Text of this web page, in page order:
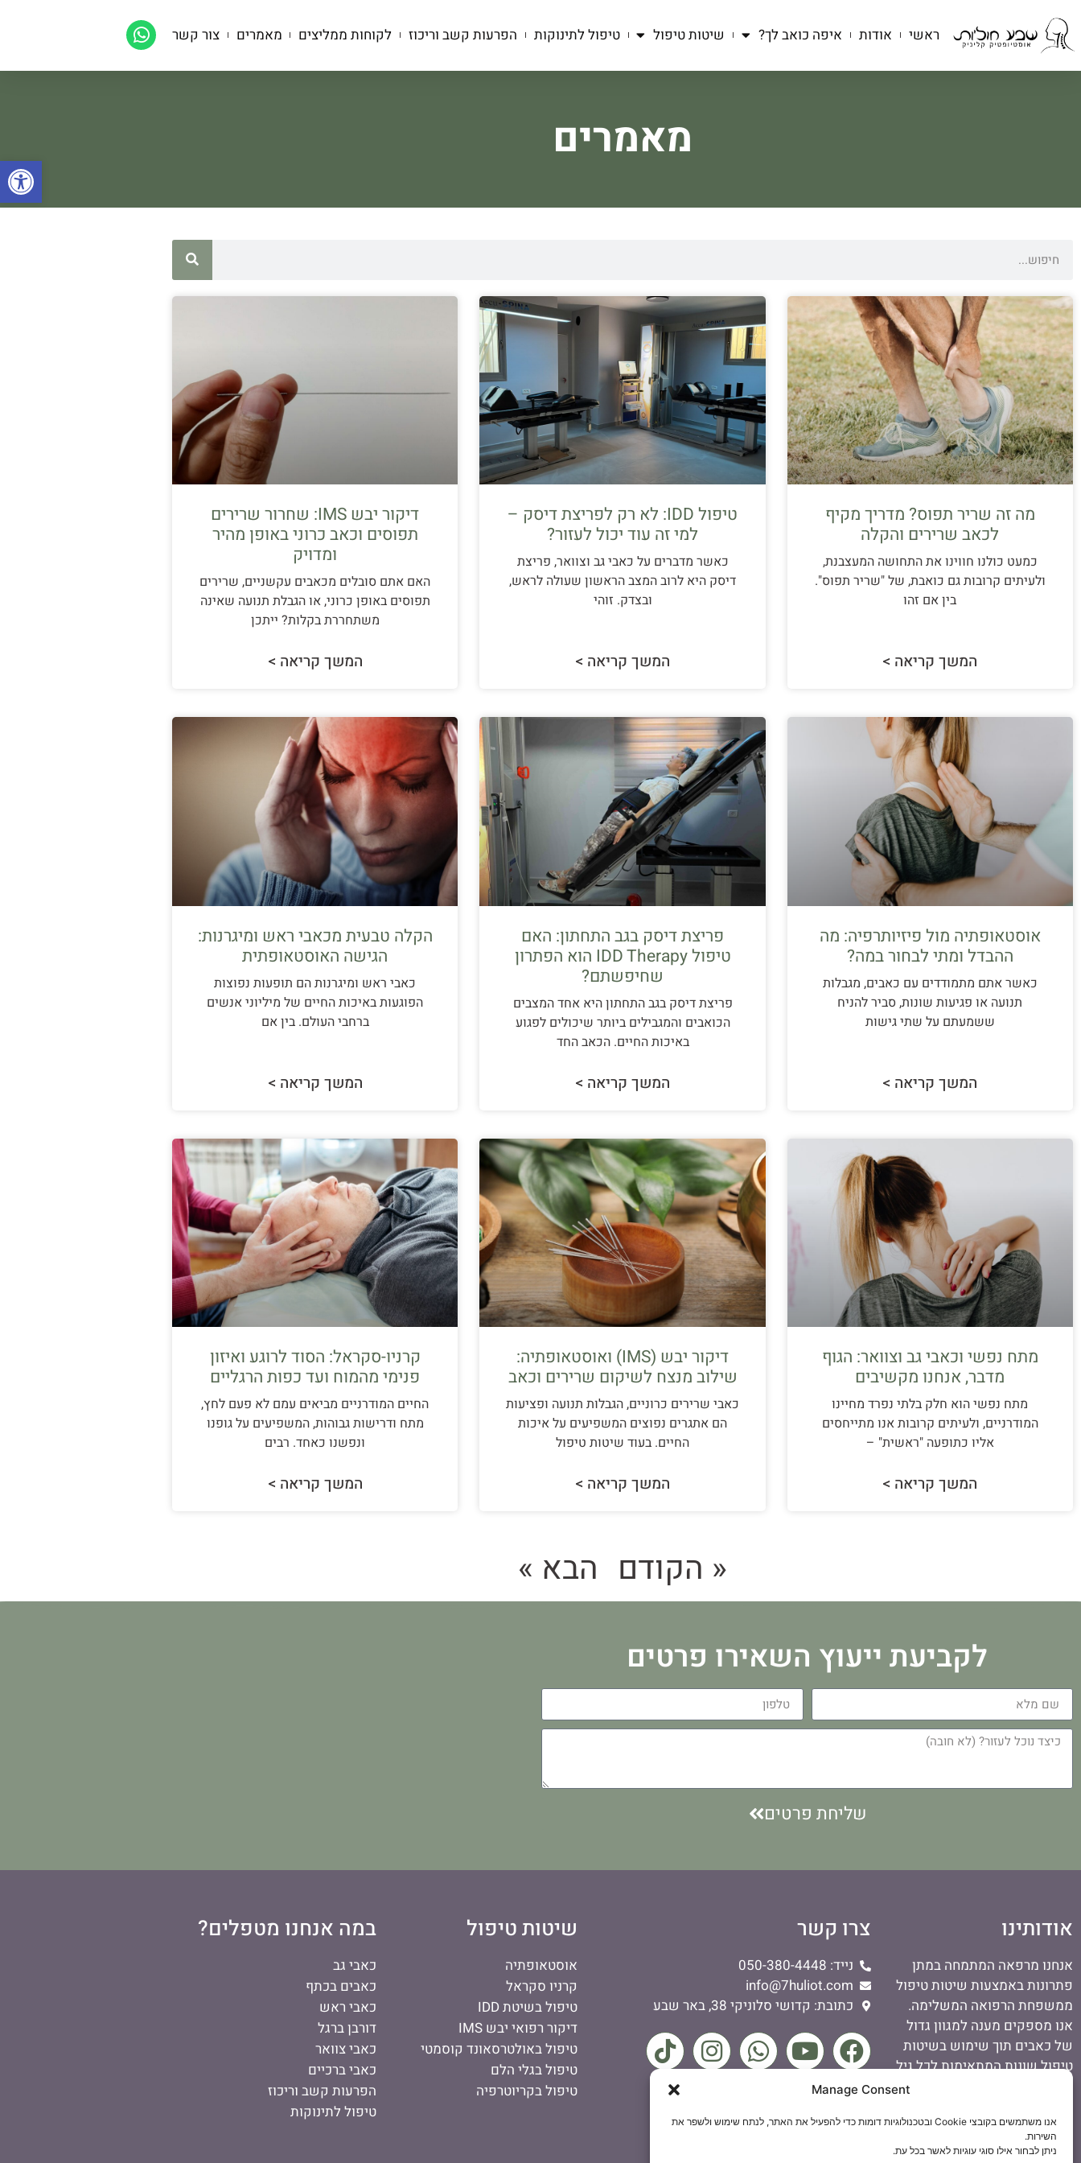
פתח
Manage Consent
אנו משתמשים בקובצי Cookie ובטכנולוגיות דומות כדי להפעיל את האתר, לנתח שימוש ולשפר את
השירות.
ניתן לבחור אילו סוגי עוגיות לאשר בכל עת.
ראשי אודות איפה כואב לך? שיטות טיפול טיפול לתינוקות הפרעות קשב וריכוז לקוחות ממליצים מאמרים צור קשר
מאמרים
מה זה שריר תפוס? מדריך מקיף
לכאב שרירים והקלה
כמעט כולנו חווינו את התחושה המעצבנת,
ולעיתים קרובות גם כואבת, של "שריר תפוס".
בין אם זהו
המשך קריאה >
טיפול IDD: לא רק לפריצת דיסק –
למי זה עוד יכול לעזור?
כאשר מדברים על כאבי גב וצוואר, פריצת
דיסק היא לרוב המצב הראשון שעולה לראש,
ובצדק. זוהי
המשך קריאה >
דיקור יבש IMS: שחרור שרירים
תפוסים וכאב כרוני באופן מהיר
ומדויק
האם אתם סובלים מכאבים עקשניים, שרירים
תפוסים באופן כרוני, או הגבלת תנועה שאינה
משתחררת בקלות? ייתכן
המשך קריאה >
אוסטאופתיה מול פיזיותרפיה: מה
ההבדל ומתי לבחור במה?
כאשר אתם מתמודדים עם כאבים, מגבלות
תנועה או פגיעות שונות, סביר להניח
ששמעתם על שתי גישות
המשך קריאה >
פריצת דיסק בגב התחתון: האם
טיפול IDD Therapy הוא הפתרון
שחיפשתם?
פריצת דיסק בגב התחתון היא אחד המצבים
הכואבים והמגבילים ביותר שיכולים לפגוע
באיכות החיים. הכאב החד
המשך קריאה >
הקלה טבעית מכאבי ראש ומיגרנות:
הגישה האוסטאופתית
כאבי ראש ומיגרנות הם תופעות נפוצות
הפוגעות באיכות החיים של מיליוני אנשים
ברחבי העולם. בין אם
המשך קריאה >
מתח נפשי וכאבי גב וצוואר: הגוף
מדבר, אנחנו מקשיבים
מתח נפשי הוא חלק בלתי נפרד מחיינו
המודרניים, ולעיתים קרובות אנו מתייחסים
אליו כתופעה "ראשית" –
המשך קריאה >
דיקור יבש (IMS) ואוסטאופתיה:
שילוב מנצח לשיקום שרירים וכאב
כאבי שרירים כרוניים, הגבלות תנועה ופציעות
הם אתגרים נפוצים המשפיעים על איכות
החיים. בעוד שיטות טיפול
המשך קריאה >
קרניו-סקראל: הסוד לרוגע ואיזון
פנימי מהמוח ועד כפות הרגליים
החיים המודרניים מביאים עמם לא פעם לחץ,
מתח ודרישות גבוהות, המשפיעים על גופנו
ונפשנו כאחד. רבים
המשך קריאה >
« הקודם הבא »
לקביעת ייעוץ השאירו פרטים
שליחת פרטים
אודותינו
אנחנו מרפאה המתמחה במתן
פתרונות באמצעות שיטות טיפול
ממשפחת הרפואה המשלימה.
אנו מספקים מענה למגוון גדול
של כאבים תוך שימוש בשיטות
טיפול שונות המתאימות לכל גיל,
אנו מתמחים בשיטת IDD לטיפול
בכאבי גב ועמוד שדרה.
צרו קשר
נייד: 050-380-4448
info@7huliot.com
כתובת: קדושי סלוניקי 38, באר שבע
הצהרת נגישות
מדיניות פרטיות
שיטות טיפול
אוסטאופתיה
קרניו סקראל
טיפול בשיטת IDD
דיקור רפואי יבש IMS
טיפול באולטרסאונד קוסמטי
טיפול בגלי הלם
טיפול בקריוטרפיה
במה אנחנו מטפלים?
כאבי גב
כאבים בכתף
כאבי ראש
דורבן ברגל
כאבי צוואר
כאבי ברכיים
הפרעות קשב וריכוז
טיפול לתינוקות